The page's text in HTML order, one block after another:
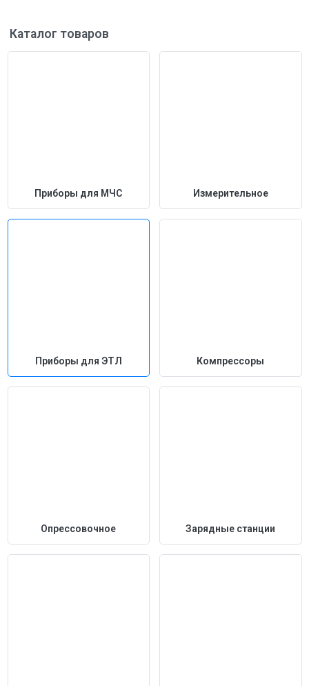
Каталог товаров
Приборы для МЧС Измерительное
Приборы для ЭТЛ Компрессоры
Опрессовочное Зарядные станции